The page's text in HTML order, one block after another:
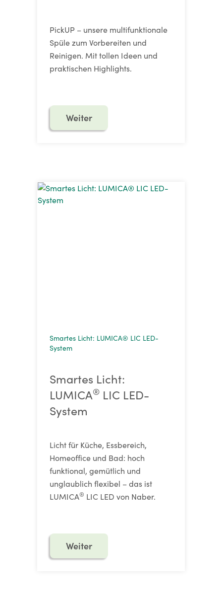
PickUP – unsere multifunktionale
Spüle zum Vorbereiten und
Reinigen. Mit tollen Ideen und
praktischen Highlights.
Weiter
Smartes Licht: LUMICA® LIC LED-
System
Smartes Licht:
LUMICA® LIC LED-
System
Licht für Küche, Essbereich,
Homeoffice und Bad: hoch
funktional, gemütlich und
unglaublich flexibel – das ist
LUMICA® LIC LED von Naber.
Weiter